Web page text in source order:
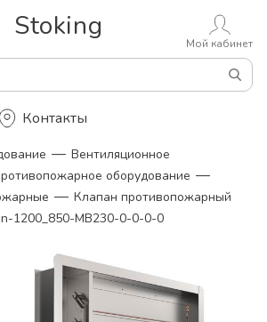
Stoking
Мой кабинет
Контакты
— Вентиляционное
оборудование —
— Клапан противопожарный
1200_850-MB230-0-0-0-0